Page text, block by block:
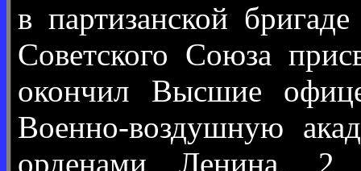
в партизанской
Советского Союза
окончил Высшие
Военно-воздушную
орденами Ленина, 2